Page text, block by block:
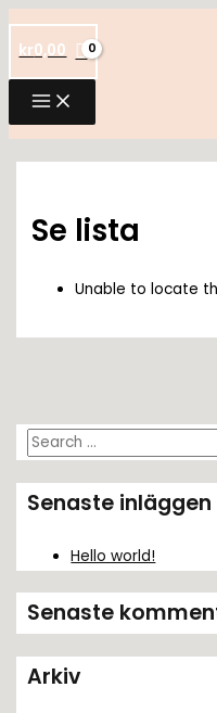
till
innehåll
kr0,00
S
k
e
:
Senaste inläggen
Hello world!
Senaste
Arkiv
Se lista
Unable to locate